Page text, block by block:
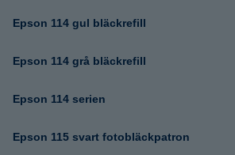
Epson 114 gul bläckrefill
Epson 114 grå bläckrefill
Epson 114 serien
Epson 115 svart fotobläckpatron